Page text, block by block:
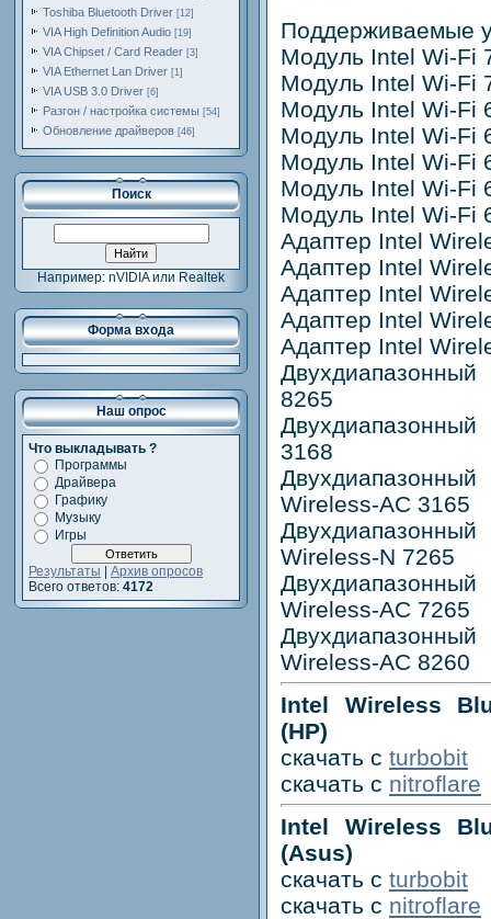
Toshiba Bluetooth Driver [12]
VIA High Definition Audio [19]
VIA Chipset / Card Reader [3]
VIA Ethernet Lan Driver [1]
VIA USB 3.0 Driver [6]
Разгон / настройка системы [54]
Обновление драйверов [46]
Поиск
Например: nVIDIA или Realtek
Форма входа
Наш опрос
Что выкладывать ?
Программы
Драйвера
Графику
Музыку
Игры
Результаты
Архив опросов
Всего ответов: 4172
Поддерживаемые
Модуль Intel Wi-Fi
Модуль Intel Wi-Fi
Модуль Intel Wi-Fi
Модуль Intel Wi-Fi
Модуль Intel Wi-Fi
Модуль Intel Wi-Fi
Модуль Intel Wi-Fi
Адаптер Intel
Адаптер Intel
Адаптер Intel
Адаптер Intel
Адаптер Intel
8265
3168
Wireless-AC 3165
Wireless-N 7265
Wireless-AC 7265
Wireless-AC 8260
Intel Wireless
(HP)
скачать с turbobit
скачать с nitroflare
Intel Wireless
(Asus)
скачать с turbobit
скачать с nitroflare